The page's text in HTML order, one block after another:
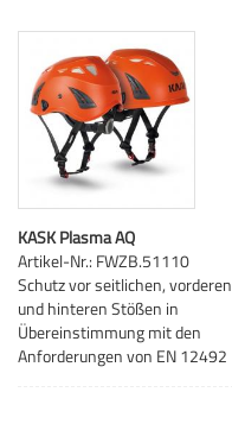
KASK Plasma AQ
Artikel-Nr.: FWZB.51110
Schutz vor seitlichen, vorderen
und hinteren Stößen in
Übereinstimmung mit den
Anforderungen von EN 12492